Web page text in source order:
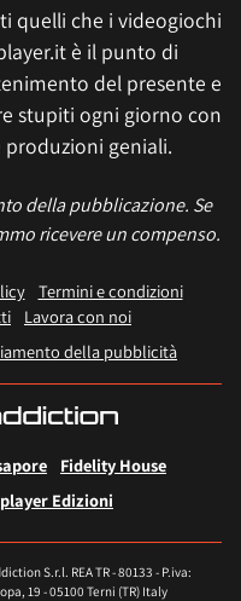
quelli che i videogiochi
è il punto di
del presente e
stupiti ogni giorno con
produzioni geniali.
della pubblicazione. Se
ricevere un compenso.
Termini e condizioni
Lavora con noi
della pubblicità
Fidelity House
Edizioni
S.r.l. REA TR - 80133 - P.iva:
19 - 05100 Terni (TR) Italy